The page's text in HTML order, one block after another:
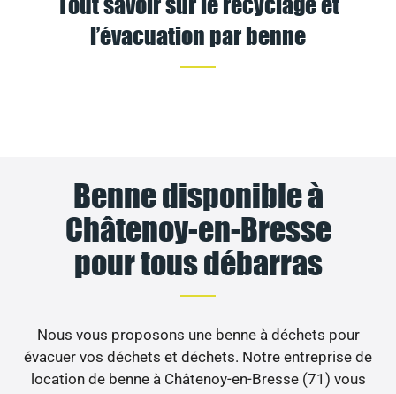
l’évacuation par benne
Benne disponible à
Châtenoy-en-Bresse
pour tous débarras
Nous vous proposons une benne à déchets pour
évacuer vos déchets et déchets. Notre entreprise de
location de benne à Châtenoy-en-Bresse (71) vous